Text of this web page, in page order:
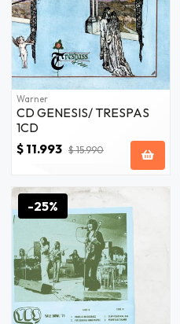
Warner
CD GENESIS/ TRESPAS
1CD
$ 11.993 $ 15.990
-25%